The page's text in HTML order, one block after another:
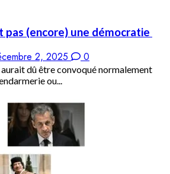
pas (encore) une démocratie
2, 2025 0
dû être convoqué normalement
ou...